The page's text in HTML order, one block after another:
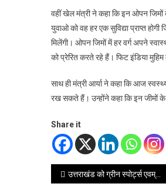
वहीं खेल मंत्री ने कहा कि इन ओपन जिमों
युवाओ को वह हर एक सुविद्या प्राप्त
मिलेंगी। ओपन जिमों में हर वर्ग अपने
को प्रेरित करते रहे हैं। फिट इंडिया मुहिम
साथ ही मंत्री आर्या ने कहा कि आज
रख सकते हैं। उन्होंने कहा कि इन जीमों
Share it
Post
उत्तराखंड को ग्रीन स्पोर्ट्स एवम् ग्रीन टूरिज्म बनाने का सुनहरा अवसर: सीएस रतूड़ी